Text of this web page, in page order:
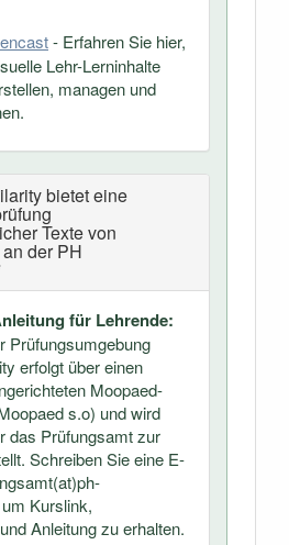
- Erfahren Sie hier,
Lehr-Lerninhalte
managen und
bietet eine
Texte von
der PH
für Lehrende:
Prüfungsumgebung
erfolgt über einen
Moopaed-
s.o) und wird
das Prüfungsamt zur
Schreiben Sie eine E-
Kurslink,
Anleitung zu erhalten.